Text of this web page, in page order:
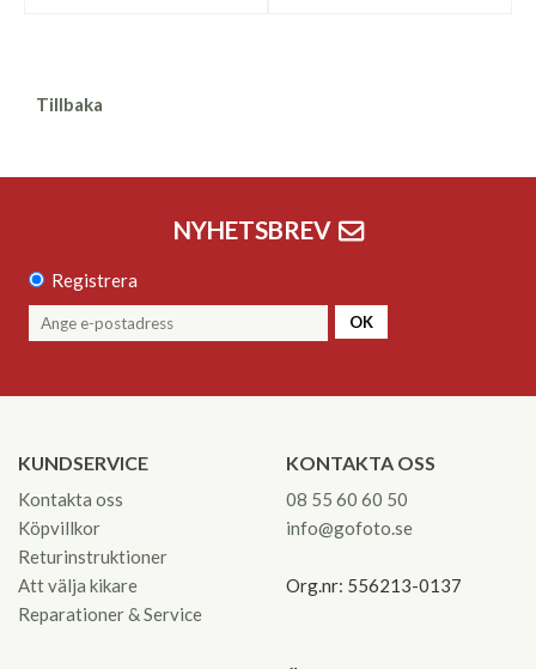
Tillbaka
NYHETSBREV
Registrera
OK
KUNDSERVICE
Kontakta oss
Köpvillkor
Returinstruktioner
Att välja kikare
Reparationer & Service
KONTAKTA OSS
08 55 60 60 50
info@gofoto.se
Org.nr: 556213-0137